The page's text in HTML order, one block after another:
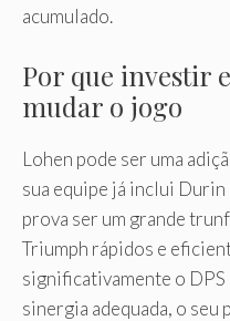
acumulado.
Por que investir
mudar o jogo
Lohen pode ser uma
sua equipe já inclui
prova ser um grande
Triumph rápidos e
significativamente o
sinergia adequada, o seu